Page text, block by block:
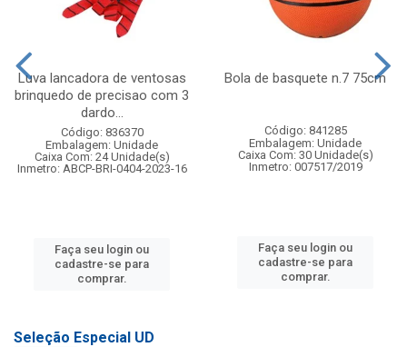
Luva lancadora de ventosas
brinquedo de precisao com 3
dardo...
Código: 836370
Embalagem: Unidade
Caixa Com: 24 Unidade(s)
Inmetro: ABCP-BRI-0404-2023-16
Faça seu login ou
cadastre-se para
comprar.
Bola de basquete n.7 75cm
Código: 841285
Embalagem: Unidade
Caixa Com: 30 Unidade(s)
Inmetro: 007517/2019
Faça seu login ou
cadastre-se para
comprar.
Seleção Especial UD